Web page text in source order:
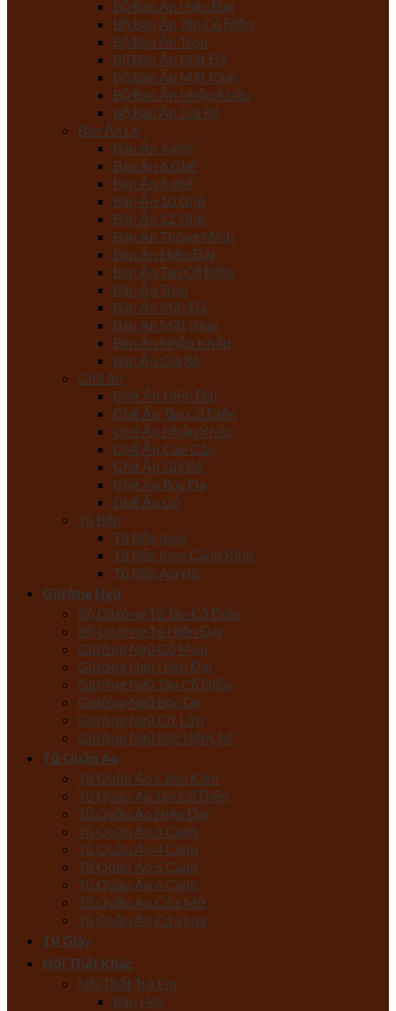
Bộ Bàn Ăn Hiện Đại
Bộ Bàn Ăn Tân Cổ Điển
Bộ Bàn Ăn Tròn
Bộ Bàn Ăn Mặt Đá
Bộ Bàn Ăn Mặt Kính
Bộ Bàn Ăn Nhập Khẩu
Bộ Bàn Ăn Giá Rẻ
Bàn Ăn Lẻ
Bàn Ăn 4 ghế
Bàn Ăn 6 Ghế
Bàn Ăn 8 ghế
Bàn Ăn 10 Ghế
Bàn Ăn 12 Ghế
Bàn Ăn Thông Minh
Bàn Ăn Hiện Đại
Bàn Ăn Tân Cổ Điển
Bàn Ăn Tròn
Bàn Ăn Mặt Đá
Bàn Ăn Mặt Kính
Bàn Ăn Nhập Khẩu
Bàn Ăn Giá Rẻ
Ghế ăn
Ghế Ăn Hiện Đại
Ghế Ăn Tân Cổ Điển
Ghế Ăn Nhập Khẩu
Ghế Ăn Cao Cấp
Ghế Ăn Giá Rẻ
Ghế Ăn Bọc Da
Ghế Ăn Gỗ
Tủ Bếp
Tủ Bếp Inox
Tủ Bếp Inox Cánh Kính
Tủ Bếp Acrylic
Giường Ngủ
Bộ Giường Tủ Tân Cổ Điển
Bộ Giường Tủ Hiện Đại
Giường Ngủ Gỗ Mun
Giường Ngủ Hiện Đại
Giường Ngủ Tân Cổ Điển
Giường Ngủ Bọc Da
Giường Ngủ Cỡ Lớn
Giường Ngủ Bọc Nệm, Nỉ
Tủ Quần Áo
Tủ Quần Áo Cánh Kính
Tủ Quần Áo Tân Cổ Điển
Tủ Quần Áo Hiện Đại
Tủ Quần Áo 3 Cánh
Tủ Quần Áo 4 Cánh
Tủ Quần Áo 5 Cánh
Tủ Quần Áo 6 Cánh
Tủ Quần Áo Cửa Mở
Tủ Quần Áo Cửa Lùa
Tủ Giày
Nội Thất Khác
Nội Thất Trẻ Em
Bàn Học